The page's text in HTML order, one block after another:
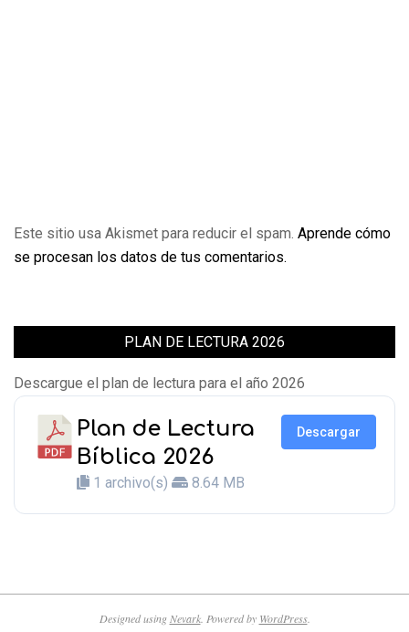
Este sitio usa Akismet para reducir el spam. Aprende cómo
se procesan los datos de tus comentarios.
PLAN DE LECTURA 2026
Descargue el plan de lectura para el año 2026
Plan de Lectura
Bíblica 2026
1 archivo(s) 8.64 MB
Descargar
Designed usingNevark. Powered by WordPress.